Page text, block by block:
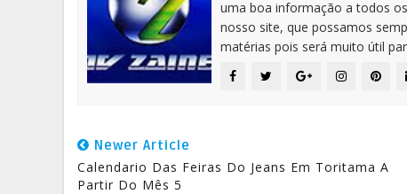
uma boa informação a todos
nosso site, que possamos
matérias pois será muito útil
Newer Article
Calendario Das Feiras Do Jeans Em Toritama A
Partir Do Mês 5